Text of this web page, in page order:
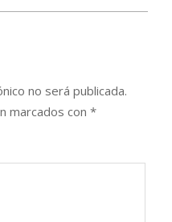
no será publicada.
marcados con *